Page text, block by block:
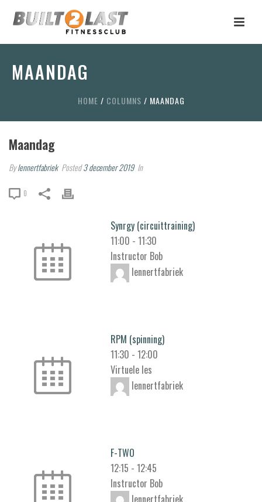
MAANDAG
HOME / COLUMNS / MAANDAG
Maandag
Bylennertfabriek Posted3 december 2019 In
0
Synrgy (circuittraining)
11:00 - 11:30
Instructor Bob
lennertfabriek
RPM (spinning)
11:30 - 12:00
Virtuele les
lennertfabriek
F-TWO
12:15 - 12:45
Instructor Bob
lennertfabriek